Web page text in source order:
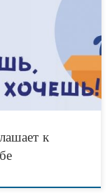
подводит итоги года и
куратор проекта,
Филина в
к